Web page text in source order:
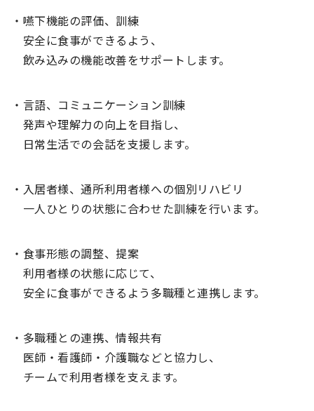
・嚥下機能の評価、訓練
安全に食事ができるよう、
飲み込みの機能改善をサポートします。
・言語、コミュニケーション訓練
発声や理解力の向上を目指し、
日常生活での会話を支援します。
・入居者様、通所利用者様への個別リハビリ
一人ひとりの状態に合わせた訓練を行います。
・食事形態の調整、提案
利用者様の状態に応じて、
安全に食事ができるよう多職種と連携します。
・多職種との連携、情報共有
医師・看護師・介護職などと協力し、
チームで利用者様を支えます。